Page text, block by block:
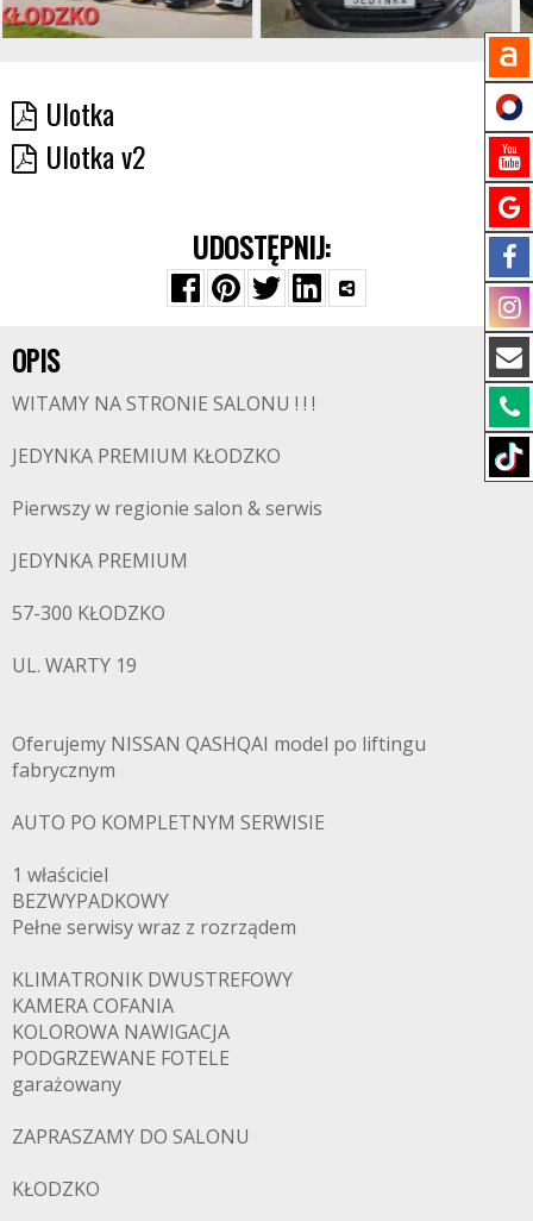
Ulotka
Ulotka v2
UDOSTĘPNIJ:
OPIS
WITAMY NA STRONIE SALONU ! ! !
JEDYNKA PREMIUM KŁODZKO
Pierwszy w regionie salon & serwis
JEDYNKA PREMIUM
57-300 KŁODZKO
UL. WARTY 19
Oferujemy NISSAN QASHQAI model po liftingu
fabrycznym
AUTO PO KOMPLETNYM SERWISIE
1 właściciel
BEZWYPADKOWY
Pełne serwisy wraz z rozrządem
KLIMATRONIK DWUSTREFOWY
KAMERA COFANIA
KOLOROWA NAWIGACJA
PODGRZEWANE FOTELE
garażowany
ZAPRASZAMY DO SALONU
KŁODZKO